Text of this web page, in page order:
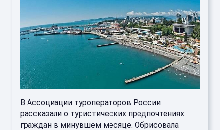
В Ассоциации туроператоров России
рассказали о туристических предпочтениях
граждан в минувшем месяце. Обрисовала